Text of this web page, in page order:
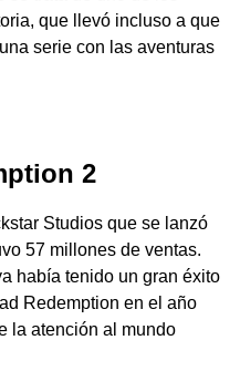
que llevó incluso a que
serie con las aventuras
2
Studios que se lanzó
57 millones de ventas.
había tenido un gran éxito
Redemption en el año
la atención al mundo